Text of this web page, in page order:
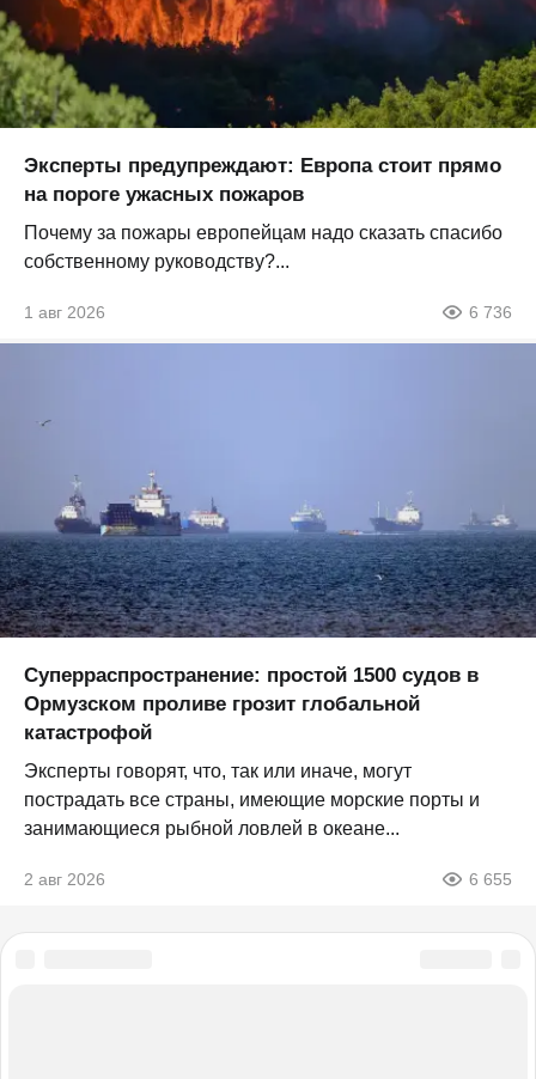
Эксперты предупреждают: Европа стоит прямо
на пороге ужасных пожаров
Почему за пожары европейцам надо сказать спасибо
собственному руководству?...
1 авг 2026 6 736
Суперраспространение: простой 1500 судов в
Ормузском проливе грозит глобальной
катастрофой
Эксперты говорят, что, так или иначе, могут
пострадать все страны, имеющие морские порты и
занимающиеся рыбной ловлей в океане...
2 авг 2026 6 655